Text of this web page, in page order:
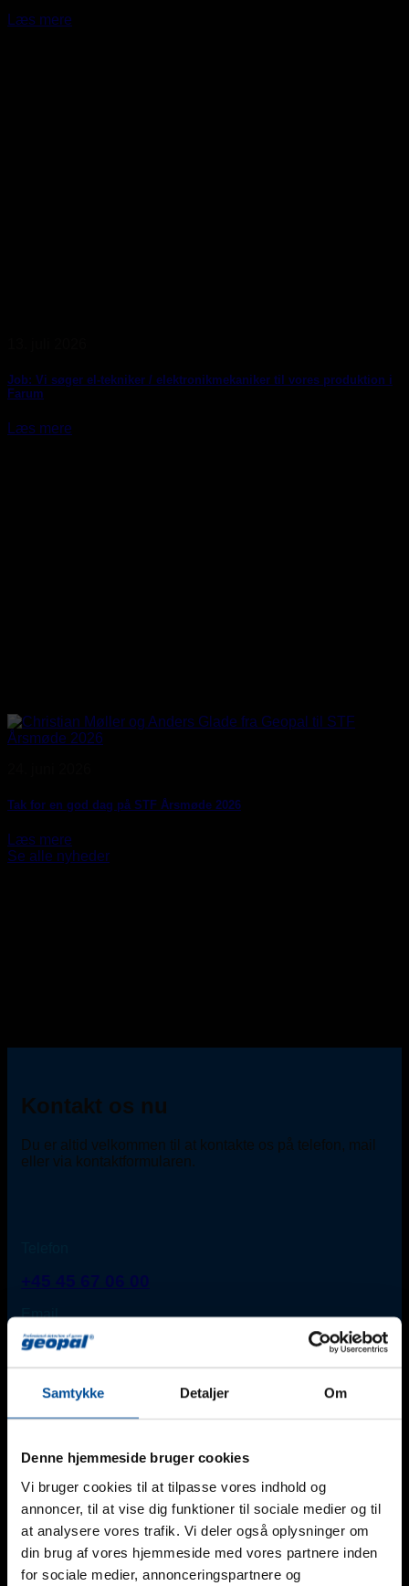
Samtykke Detaljer Om
Denne hjemmeside bruger cookies
Vi bruger cookies til at tilpasse vores indhold og
annoncer, til at vise dig funktioner til sociale medier og til
at analysere vores trafik. Vi deler også oplysninger om
din brug af vores hjemmeside med vores partnere inden
for sociale medier, annonceringspartnere og
Læs mere
Job: Vi søger el-tekniker / elektronikmekaniker til vores produktion i
Farum
Læs mere
Tak for en god dag på STF Årsmøde 2026
Læs mere
Se alle nyheder
Kontakt os nu
Du er altid velkommen til at kontakte os på telefon, mail
eller via kontaktformularen.
Email
info@geopal.dk
I tilfælde af akut behov uden for normal kontortid*
kontaktes én af vores teknikere:Find medarbejder
*Mandag-fredag kl. 8:00-16:00 (dog fredag til kl. 15:00).